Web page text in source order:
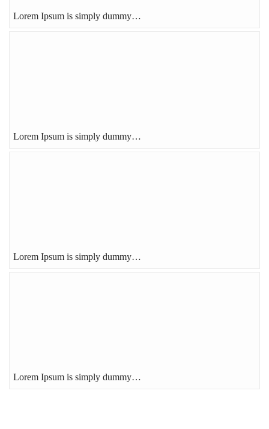
Lorem Ipsum is simply dummy…
Lorem Ipsum is simply dummy…
Lorem Ipsum is simply dummy…
Lorem Ipsum is simply dummy…